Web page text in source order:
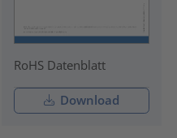
RoHS Datenblatt
Download